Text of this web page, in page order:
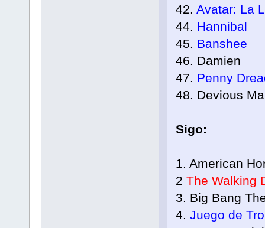
42. Avatar: La
44. Hannibal
45. Banshee
46. Damien
47. Penny
48. Devious
Sigo:
1. American
2 The Walking
3. Big Bang
4. Juego de